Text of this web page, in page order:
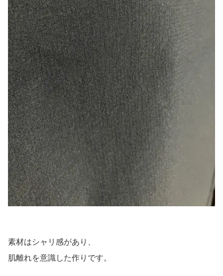
素材はシャリ感があり、
肌離れを意識した作りです。